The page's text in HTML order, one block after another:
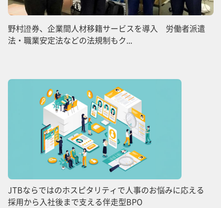
野村證券、企業間人材移籍サービスを導入 労働者派遣
法・職業安定法などの法規制もク...
JTBならではのホスピタリティで人事のお悩みに応える
採用から入社後まで支える伴走型BPO